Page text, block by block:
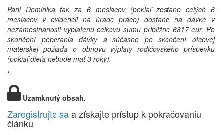
Pani Dominika tak za 6 mesiacov (pokiaľ zostane celých 6
mesiacov v evidencii na úrade práce) dostane na dávke v
nezamestnanosti vyplatenú celkovú sumu približne 6817 eur. Po
skončení poberania dávky a súčasne po skončení otcovej
materskej požiada o obnovu výplaty rodičovského príspevku
(pokiaľ dieťa nebude mať 3 roky).
*
Uzamknutý obsah.
Zaregistrujte saa získajte prístup k pokračovaniu
článku